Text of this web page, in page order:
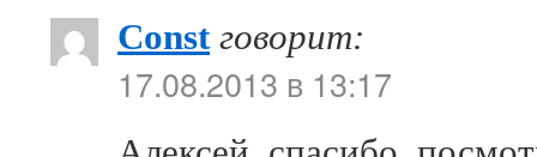
Const говорит:
17.08.2013 в 13:17